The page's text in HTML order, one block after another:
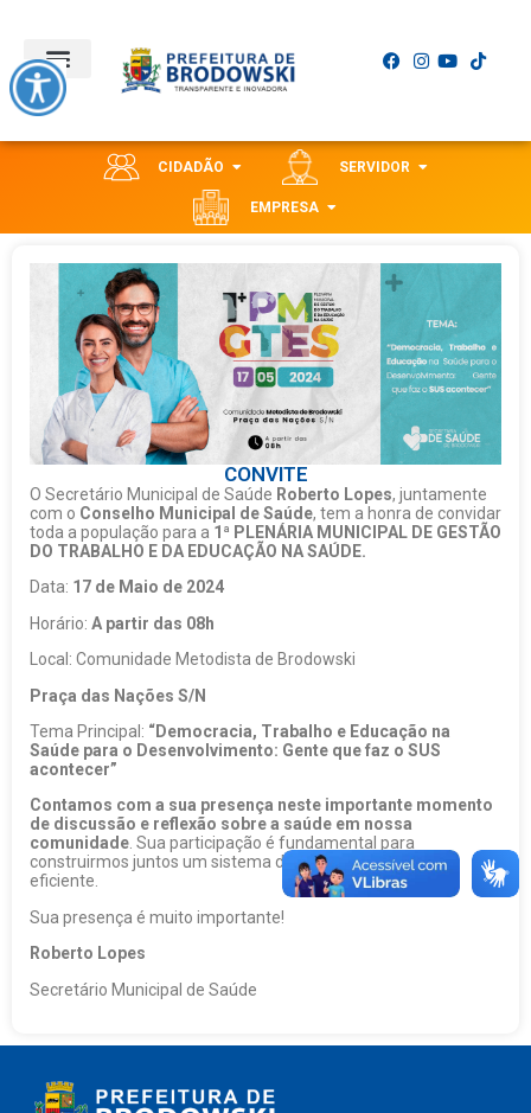
CIDADÃO SERVIDOR
EMPRESA
CONVITE
O Secretário Municipal de Saúde Roberto Lopes, juntamente
com o Conselho Municipal de Saúde, tem a honra de convidar
toda a população para a 1ª PLENÁRIA MUNICIPAL DE GESTÃO
DO TRABALHO E DA EDUCAÇÃO NA SAÚDE.
Data: 17 de Maio de 2024
Horário: A partir das 08h
Local: Comunidade Metodista de Brodowski
Praça das Nações S/N
Tema Principal: “Democracia, Trabalho e Educação na
Saúde para o Desenvolvimento: Gente que faz o SUS
acontecer”
Contamos com a sua presença neste importante momento
de discussão e reflexão sobre a saúde em nossa
comunidade. Sua participação é fundamental para
construirmos juntos um sistema de saúde mais justo e
eficiente.
Sua presença é muito importante!
Roberto Lopes
Secretário Municipal de Saúde